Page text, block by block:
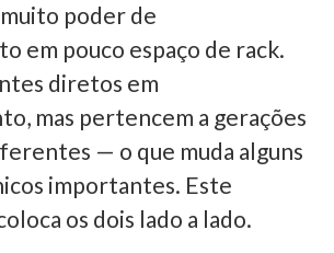
poder de
em pouco espaço de rack.
diretos em
mas pertencem a gerações
— o que muda alguns
importantes. Este
os dois lado a lado.